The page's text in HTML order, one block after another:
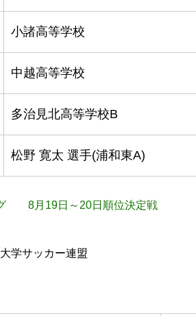
小諸高等学校
中越高等学校
多治見北高等学校B
松野 寛太 選手(浦和東A)
8月19日～20日順位決定戦
学サッカー連盟